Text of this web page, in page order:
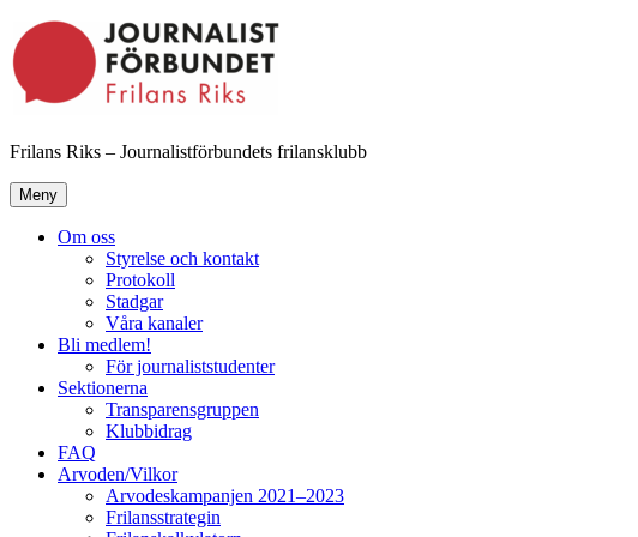
Hoppa
till
innehåll
Frilans Riks – Journalistförbundets frilansklubb
Meny
Om oss
Styrelse och kontakt
Protokoll
Stadgar
Våra kanaler
Bli medlem!
För journaliststudenter
Sektionerna
Transparensgruppen
Klubbidrag
FAQ
Arvoden/Vilkor
Arvodeskampanjen 2021–2023
Frilansstrategin